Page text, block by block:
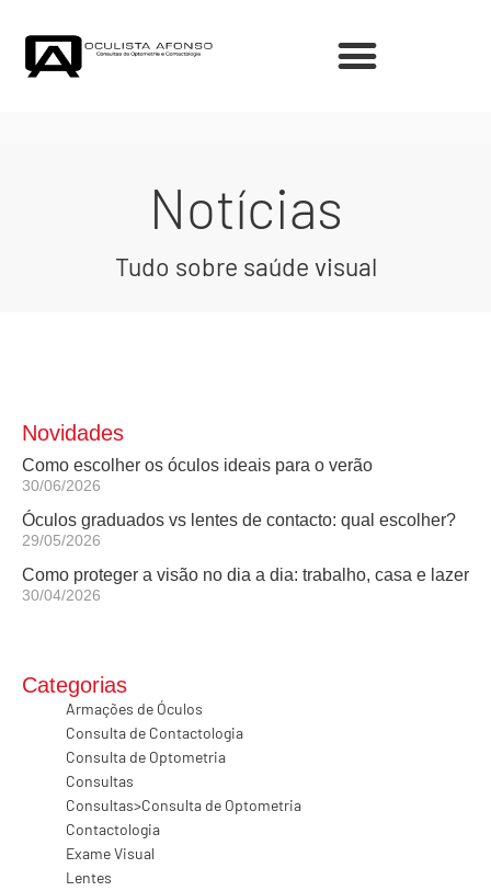
Notícias
Tudo sobre saúde visual
Novidades
Como escolher os óculos ideais para o verão
30/06/2026
Óculos graduados vs lentes de contacto: qual escolher?
29/05/2026
Como proteger a visão no dia a dia: trabalho, casa e lazer
30/04/2026
Categorias
Armações de Óculos
Consulta de Contactologia
Consulta de Optometria
Consultas
Consultas>Consulta de Optometria
Contactologia
Exame Visual
Lentes